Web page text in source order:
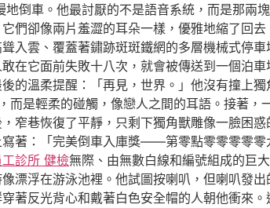
倒車。他最討厭的不是語音系統，而是那兩
們卻像兩片羞澀的耳朵一樣，優雅地縮了回去
入雲、覆蓋著鏽跡斑斑鐵網的多層機械式停車
在它面前失敗十八次，就會被傳送到一個泊車
的溫柔提醒：「再見，世界。」他沒有撞上獨
而是輕柔的碰觸，像戀人之間的耳語。接著，
窄巷恢復了平靜，只剩下獨角獸雕像一臉困惑
寫著：「完美倒車入庫獎——第零點零零零零零
工診所 健檢無際、由無數白線和編號組成的巨大
漂浮在游泳池裡。他試圖按喇叭，但喇叭發出
著反光背心和戴著白色安全帽的人朝他衝來